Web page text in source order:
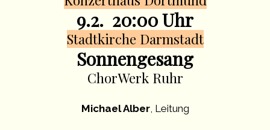
9.2. 20:00 Uhr
Stadtkirche Darmstadt
Sonnengesang
ChorWerk Ruhr
Michael Alber, Leitung